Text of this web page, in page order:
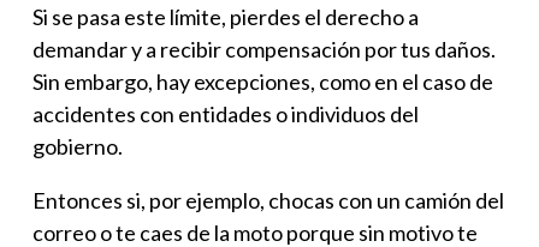
Si se pasa este límite, pierdes el derecho a
demandar y a recibir compensación por tus daños.
Sin embargo, hay excepciones, como en el caso de
accidentes con entidades o individuos del
gobierno.
Entonces si, por ejemplo, chocas con un camión del
correo o te caes de la moto porque sin motivo te